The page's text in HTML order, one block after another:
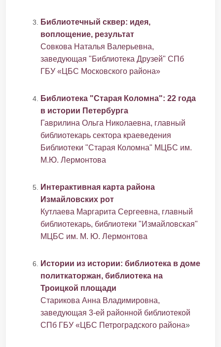
Библиотечный сквер: идея,
воплощение, результат
Совкова Наталья Валерьевна,
заведующая "Библиотека Друзей" СПб
ГБУ «ЦБС Московского района»
Библиотека "Старая Коломна": 22 года
в истории Петербурга
Гаврилина Ольга Николаевна, главный
библиотекарь сектора краеведения
Библиотеки "Старая Коломна" МЦБС им.
М.Ю. Лермонтова
Интерактивная карта района
Измайловских рот
Кутлаева Маргарита Сергеевна, главный
библиотекарь, библиотеки "Измайловская"
МЦБС им. М. Ю. Лермонтова
Истории из истории: библиотека в доме
политкаторжан, библиотека на
Троицкой площади
Старикова Анна Владимировна,
заведующая 3-ей районной библиотекой
СПб ГБУ «ЦБС Петроградского района»